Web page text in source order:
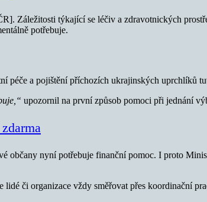
Záležitosti týkající se léčiv a zdravotnických
potřebuje.
péče a pojištění příchozích ukrajinských uprchlíků
upozornil na první způsob pomoci při jednání
občany nyní potřebuje finanční pomoc. I proto
či organizace vždy směřovat přes koordinační